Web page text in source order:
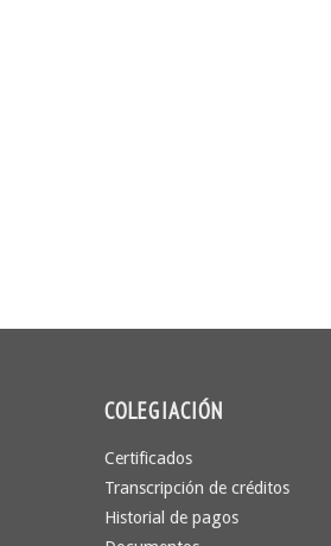
COLEGIACIÓN
Certificados
Transcripción de créditos
Historial de pagos